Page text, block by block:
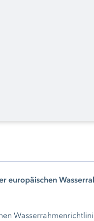
europäischen